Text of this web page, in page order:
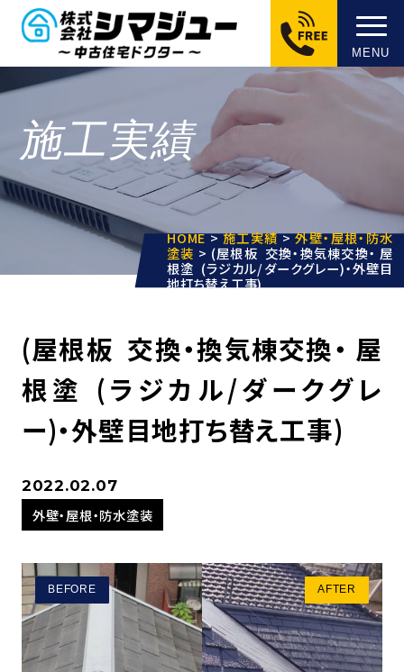
MENU
施工実績
HOME>施工実績>外壁・屋根・防水
塗装 > (屋根板 交換・換気棟交換・ 屋
根塗 (ラジカル/ダークグレー)・外壁目
地打ち替え工事)
(屋根板 交換・換気棟交換・ 屋
根塗 (ラジカル/ダークグレ
ー)・外壁目地打ち替え工事)
2022.02.07
外壁・屋根・防水塗装